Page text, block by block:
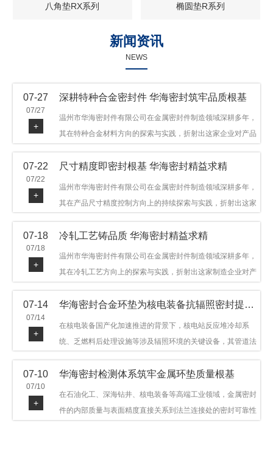
八角垫RX系列 椭圆垫R系列
新闻资讯
NEWS
07-27
07/27
+
深耕特种合金密封件 华海密封筑牢品质根基
温州市华海密封件有限公司在金属密封件制造领域深耕多年，
其在特种合金材料方向的探索与实践，折射出这家企业对产品
品，可提供多种材质方案，在石油机械、管道法兰、采油树、
07-22
07/22
+
尺寸精度即密封根基 华海密封精益求精
温州市华海密封件有限公司在金属密封件制造领域深耕多年，
其在产品尺寸精度控制方向上的持续探索与实践，折射出这家
产品，广泛应用于石油机械、管道法兰、采油树、井口装置等
领域。本文从尺寸精度的技术内涵及企业工艺积累等角度，呈
现华海密封在该领域的务实探索与稳步发展。
07-18
07/18
+
冷轧工艺铸品质 华海密封精益求精
温州市华海密封件有限公司在金属密封件制造领域深耕多年，
其在冷轧工艺方向上的探索与实践，折射出这家制造企业对产
品，广泛应用于石油机械、管道法兰、采油树、井口装置等领
步发展。
07-14
07/14
+
华海密封合金环垫为核电装备抗辐照密封提供可靠保障
在核电装备国产化加速推进的背景下，核电站反应堆冷却系
统、乏燃料后处理设施等涉及辐照环境的关键设备，其管道法
定与密封可靠。温州市华海密封件科技有限公司深耕金属密封
领域二十余年，依托八角垫、椭圆垫及RX/BX系列高压环垫等
全系列产品，以特种合金材质体系，为核电装备抗辐照密封提
供针对性配套方案。
07-10
07/10
+
华海密封检测体系筑牢金属环垫质量根基
在石油化工、深海钻井、核电装备等高端工业领域，金属密封
件的内部质量与表面精度直接关系到法兰连接处的密封可靠性